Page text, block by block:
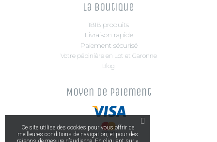
La boutique
1818 produits
Livraison rapide
Paiement sécurisé
Votre pépinière en Lot et Garonne
Blog
Moyen de paiement
Ce site utilise des cookies pour vous offrir de
meilleures conditions de navigation, et pour des